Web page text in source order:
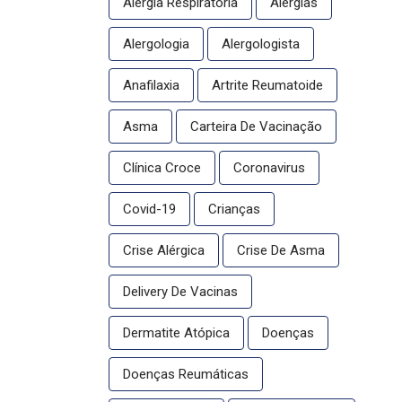
Alergologia Alergologista
Anafilaxia Artrite Reumatoide
Asma Carteira De Vacinação
Clínica Croce Coronavirus
Covid-19 Crianças
Crise Alérgica Crise De Asma
Delivery De Vacinas
Dermatite Atópica Doenças
Doenças Reumáticas